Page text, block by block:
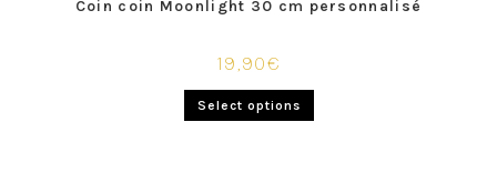
Coin coin Moonlight 30 cm personnalisé
19,90€
Select options